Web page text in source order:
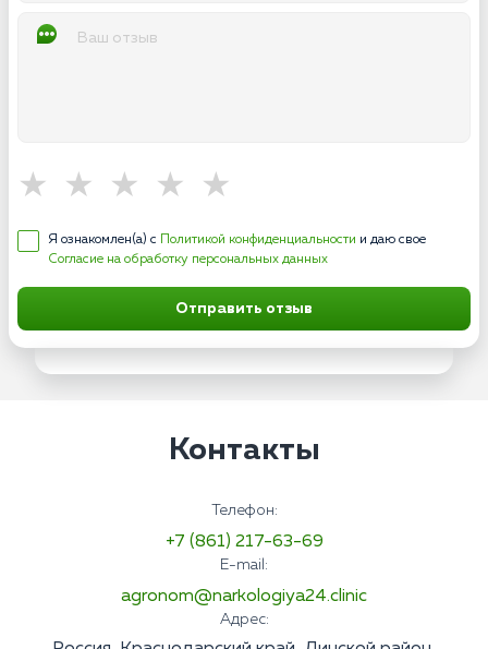
Я ознакомлен(а) с Политикой конфиденциальности и даю свое
Согласие на обработку персональных данных
Отправить отзыв
Контакты
Телефон:
+7 (861) 217-63-69
E-mail:
agronom@narkologiya24.clinic
Адрес: